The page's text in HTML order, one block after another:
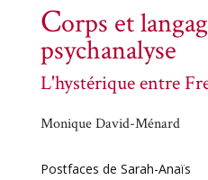
Corps et
psychanalyse
L'hystérique entre
Monique David-Ménard
Postfaces de Sarah-Anaïs